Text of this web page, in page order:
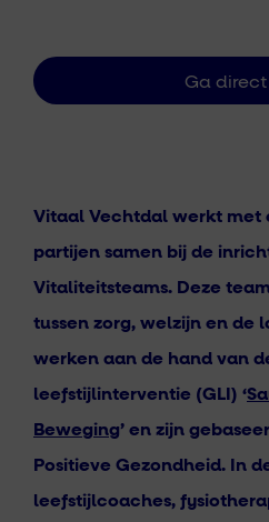
Vitaal Vechtdal werkt met
partijen samen bij de
Vitaliteitsteams. Deze
tussen zorg, welzijn en de
werken aan de hand van
leefstijlinterventie (GLI) ‘
Beweging’ en zijn
Positieve Gezondheid. In
leefstijlcoaches,